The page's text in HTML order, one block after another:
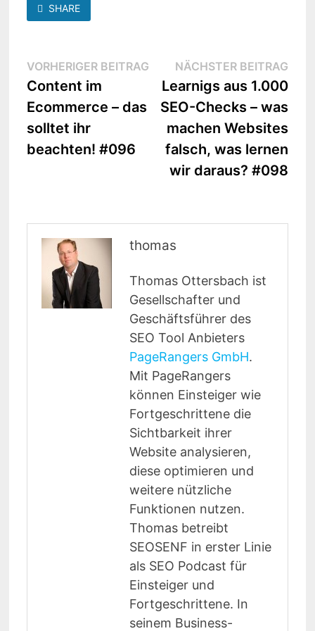
SHARE
Beitragsnavigation
VORHERIGER BEITRAGVorheriger
Beitrag:
Content im
Ecommerce – das
solltet ihr
beachten! #096
NÄCHSTER BEITRAG
Learnigs aus 1.000
SEO-Checks – was
machen Websites
falsch, was lernen
wir daraus? #098
thomas
Thomas Ottersbach ist
Gesellschafter und
Geschäftsführer des
SEO Tool Anbieters
PageRangers GmbH.
Mit PageRangers
können Einsteiger wie
Fortgeschrittene die
Sichtbarkeit ihrer
Website analysieren,
diese optimieren und
weitere nützliche
Funktionen nutzen.
Thomas betreibt
SEOSENF in erster Linie
als SEO Podcast für
Einsteiger und
Fortgeschrittene. In
seinem Business-